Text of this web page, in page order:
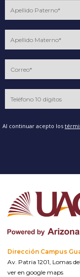
Al continuar acepto los
Dirección Campus
Av. Patria 1201, Lomas
ver en google maps